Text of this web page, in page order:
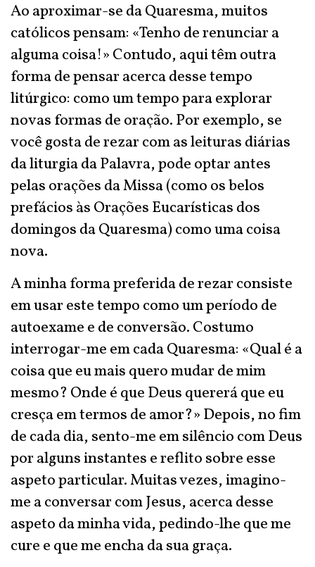
Ao aproximar-se da Quaresma, muitos
católicos pensam: «Tenho de renunciar a
alguma coisa!» Contudo, aqui têm outra
forma de pensar acerca desse tempo
litúrgico: como um tempo para explorar
novas formas de oração. Por exemplo, se
você gosta de rezar com as leituras diárias
da liturgia da Palavra, pode optar antes
pelas orações da Missa (como os belos
prefácios às Orações Eucarísticas dos
domingos da Quaresma) como uma coisa
nova.
A minha forma preferida de rezar consiste
em usar este tempo como um período de
autoexame e de conversão. Costumo
interrogar-me em cada Quaresma: «Qual é a
coisa que eu mais quero mudar de mim
mesmo? Onde é que Deus quererá que eu
cresça em termos de amor?» Depois, no fim
de cada dia, sento-me em silêncio com Deus
por alguns instantes e reflito sobre esse
aspeto particular. Muitas vezes, imagino-
me a conversar com Jesus, acerca desse
aspeto da minha vida, pedindo-lhe que me
cure e que me encha da sua graça.